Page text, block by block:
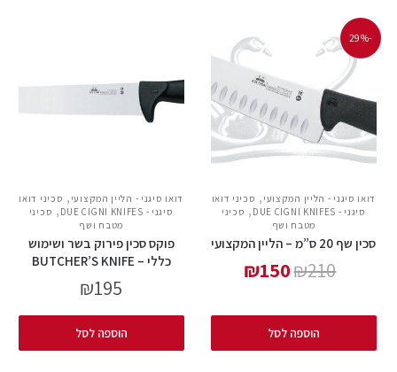
-29%
דואו סיגני - הליין המקצועי , סכיני דואו
סיגני - DUE CIGNI KNIFES
, סכיני
מטבח ושף
סכין שף 20 ס”מ – הליין המקצועי
₪210
₪150
הוספה לסל
דואו סיגני - הליין המקצועי , סכיני דואו
סיגני - DUE CIGNI KNIFES
, סכיני
מטבח ושף
פוקס סכין פירוק בשר ושימוש
כללי – BUTCHER’S KNIFE
₪195
הוספה לסל